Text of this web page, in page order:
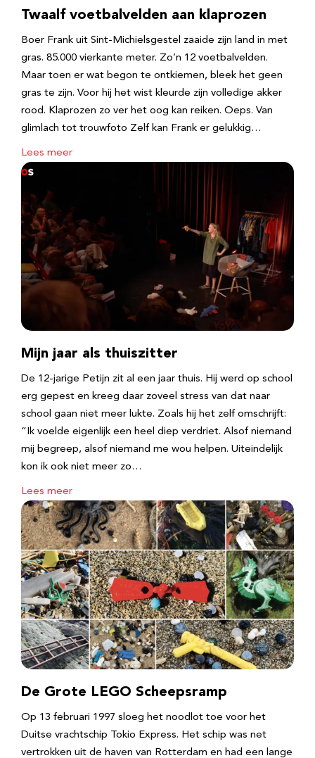
Twaalf voetbalvelden aan klaprozen
Boer Frank uit Sint-Michielsgestel zaaide zijn land in met
gras. 85.000 vierkante meter. Zo’n 12 voetbalvelden.
Maar toen er wat begon te ontkiemen, bleek het geen
gras te zijn. Voor hij het wist kleurde zijn volledige akker
rood. Klaprozen zo ver het oog kan reiken. Oeps. Van
glimlach tot trouwfoto Zelf kan Frank er gelukkig…
Lees meer
Mijn jaar als thuiszitter
De 12-jarige Petijn zit al een jaar thuis. Hij werd op school
erg gepest en kreeg daar zoveel stress van dat naar
school gaan niet meer lukte. Zoals hij het zelf omschrijft:
“Ik voelde eigenlijk een heel diep verdriet. Alsof niemand
mij begreep, alsof niemand me wou helpen. Uiteindelijk
kon ik ook niet meer zo…
Lees meer
De Grote LEGO Scheepsramp
Op 13 februari 1997 sloeg het noodlot toe voor het
Duitse vrachtschip Tokio Express. Het schip was net
vertrokken uit de haven van Rotterdam en had een lange